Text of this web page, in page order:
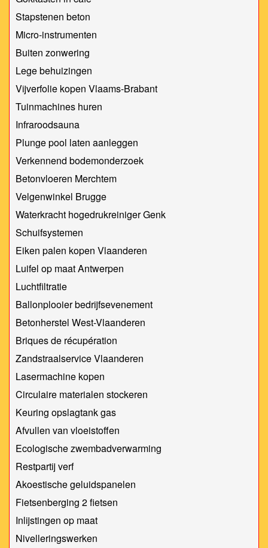
Stapstenen beton
Micro-instrumenten
Buiten zonwering
Lege behuizingen
Vijverfolie kopen Vlaams-Brabant
Tuinmachines huren
Infraroodsauna
Plunge pool laten aanleggen
Verkennend bodemonderzoek
Betonvloeren Merchtem
Velgenwinkel Brugge
Waterkracht hogedrukreiniger Genk
Schuifsystemen
Eiken palen kopen Vlaanderen
Luifel op maat Antwerpen
Luchtfiltratie
Ballonplooier bedrijfsevenement
Betonherstel West-Vlaanderen
Briques de récupération
Zandstraalservice Vlaanderen
Lasermachine kopen
Circulaire materialen stockeren
Keuring opslagtank gas
Afvullen van vloeistoffen
Ecologische zwembadverwarming
Restpartij verf
Akoestische geluidspanelen
Fietsenberging 2 fietsen
Inlijstingen op maat
Nivelleringswerken